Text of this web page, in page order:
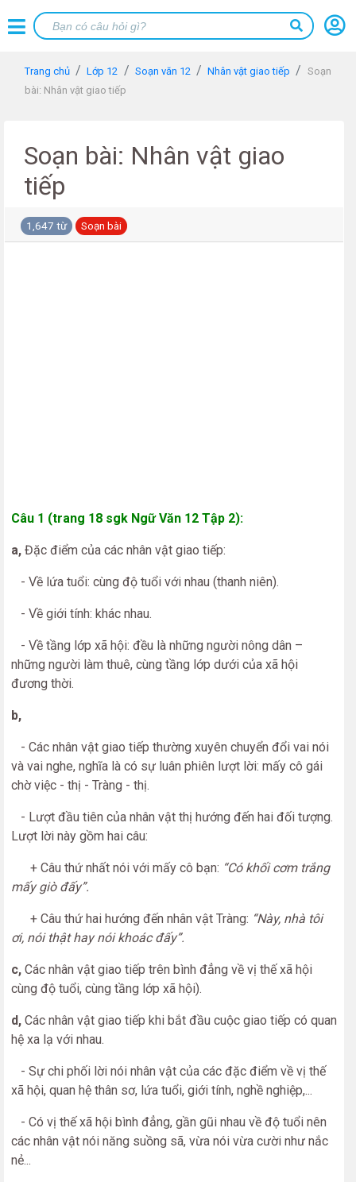
Trang chủ Lớp 12 Soạn văn 12 Nhân vật giao tiếp
Soạn
bài: Nhân vật giao tiếp
Soạn bài: Nhân vật giao
tiếp
1,647 từ Soạn bài
Câu 1 (trang 18 sgk Ngữ Văn 12 Tập 2):
a, Đặc điểm của các nhân vật giao tiếp:
- Về lứa tuổi: cùng độ tuổi với nhau (thanh niên).
- Về giới tính: khác nhau.
- Về tầng lớp xã hội: đều là những người nông dân –
những người làm thuê, cùng tầng lớp dưới của xã hội
đương thời.
b,
- Các nhân vật giao tiếp thường xuyên chuyển đổi vai nói
và vai nghe, nghĩa là có sự luân phiên lượt lời: mấy cô gái
chờ việc - thị - Tràng - thị.
- Lượt đầu tiên của nhân vật thị hướng đến hai đối tượng.
Lượt lời này gồm hai câu:
+ Câu thứ nhất nói với mấy cô bạn: “Có khối cơm trắng
mấy giò đấy”.
+ Câu thứ hai hướng đến nhân vật Tràng: “Này, nhà tôi
ơi, nói thật hay nói khoác đấy”.
c, Các nhân vật giao tiếp trên bình đẳng về vị thế xã hội
cùng độ tuổi, cùng tầng lớp xã hội).
d, Các nhân vật giao tiếp khi bắt đầu cuộc giao tiếp có quan
hệ xa lạ với nhau.
- Sự chi phối lời nói nhân vật của các đặc điểm về vị thế
xã hội, quan hệ thân sơ, lứa tuổi, giới tính, nghề nghiệp,...
- Có vị thế xã hội bình đẳng, gần gũi nhau về độ tuổi nên
các nhân vật nói năng suồng sã, vừa nói vừa cười như nắc
nẻ...